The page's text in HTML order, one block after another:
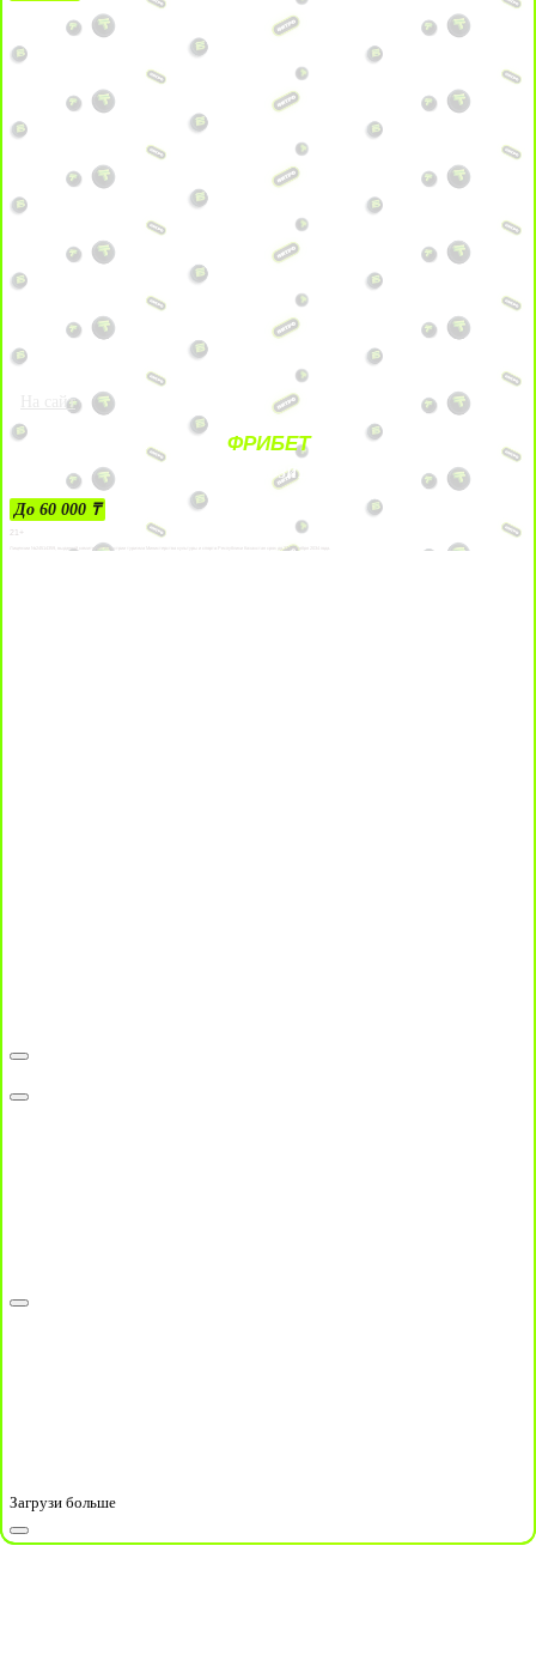
На сайт
ФРИБЕТ
ЗА ДЕПОЗИТЫ
До 60 000 ₸
21+
Лицензии №24514359, выданной комитетом индустрии туризма Министерства культуры и спорта Республики Казахстан срок до 27 сентября 2034 года.
Загрузи больше